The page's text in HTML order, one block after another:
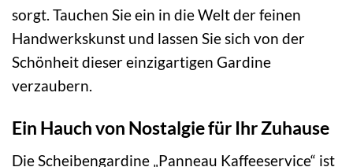
sorgt. Tauchen Sie ein in die Welt der feinen
Handwerkskunst und lassen Sie sich von der
Schönheit dieser einzigartigen Gardine
verzaubern.
Ein Hauch von Nostalgie für Ihr Zuhause
Die Scheibengardine „Panneau Kaffeeservice“ ist